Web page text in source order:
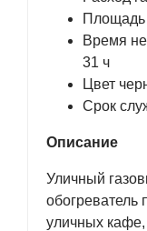
Площадь
Время
31 ч
Цвет
Срок
Описание
Уличный
обогреватель
уличных